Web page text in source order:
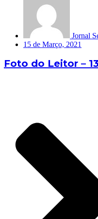
Jornal
15 de Março, 2021
Foto do Leitor –